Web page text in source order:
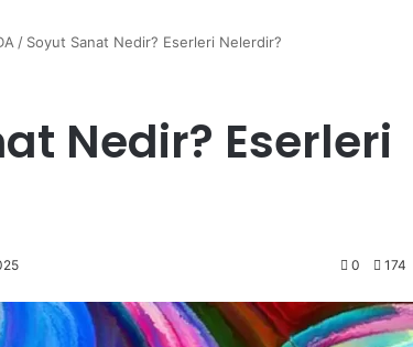
/ Soyut Sanat Nedir? Eserleri Nelerdir?
Nedir? Eserleri
0 174